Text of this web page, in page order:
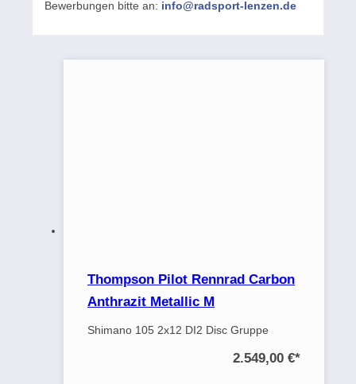
Bewerbungen bitte an: info@radsport-lenzen.de
Thompson Pilot Rennrad Carbon
Anthrazit Metallic M
Shimano 105 2x12 DI2 Disc Gruppe
2.549,00 €*